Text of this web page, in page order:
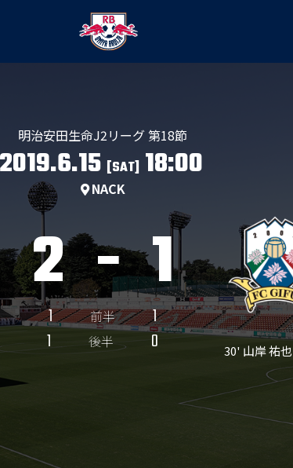
明治安田生命J2リーグ 第18節
2019.6.15 [SAT]18:00
NACK
2 - 1
1 前半
1
1
後半 0 30' 山岸 祐也